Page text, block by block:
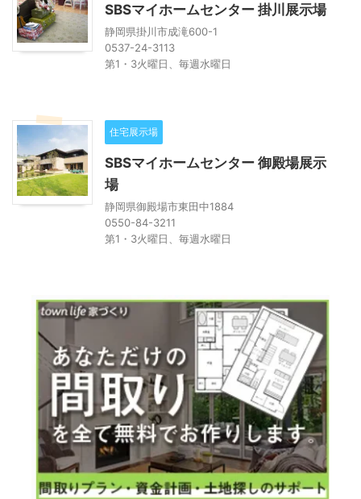
SBSマイホームセンター 掛川展示場
静岡県掛川市成滝600-1
0537-24-3113
第1・3火曜日、毎週水曜日
住宅展示場
SBSマイホームセンター 御殿場展示
場
静岡県御殿場市東田中1884
0550-84-3211
第1・3火曜日、毎週水曜日